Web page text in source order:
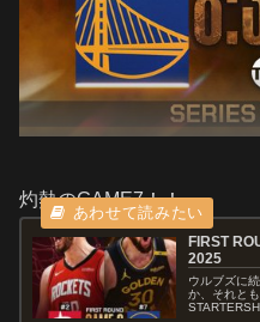
灼熱のGAME7！！
FIRST
2025
ウルブズに
か、それと